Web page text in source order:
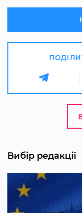
Вибір редакції